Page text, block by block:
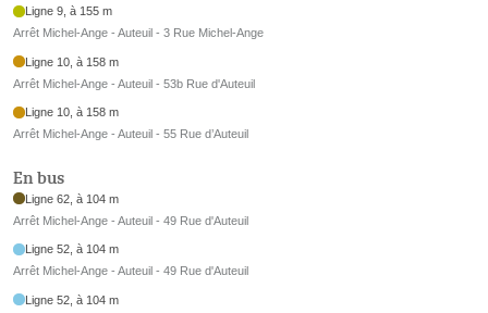
Ligne 9, à 155 m
Arrêt Michel-Ange - Auteuil - 3 Rue Michel-Ange
Ligne 10, à 158 m
Arrêt Michel-Ange - Auteuil - 53b Rue d'Auteuil
Ligne 10, à 158 m
Arrêt Michel-Ange - Auteuil - 55 Rue d’Auteuil
En bus
Ligne 62, à 104 m
Arrêt Michel-Ange - Auteuil - 49 Rue d'Auteuil
Ligne 52, à 104 m
Arrêt Michel-Ange - Auteuil - 49 Rue d'Auteuil
Ligne 52, à 104 m